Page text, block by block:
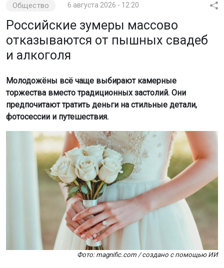
Общество 6 августа 2026 - 12:20
Российские зумеры массово
отказываются от пышных свадеб
и алкоголя
Молодожёны всё чаще выбирают камерные
торжества вместо традиционных застолий. Они
предпочитают тратить деньги на стильные детали,
фотосессии и путешествия.
Фото: magnific.com / создано с помощью ИИ